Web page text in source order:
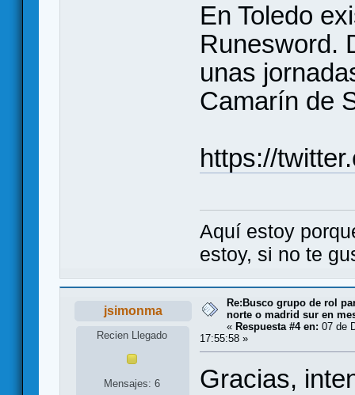
En Toledo
Runesword.
unas
Camarín de
https://
Aquí estoy
estoy, si no te
jsimonma
Recien Llegado
Mensajes: 6
Re:Busco grupo de rol
norte o madrid sur en
« Respuesta #4 en: 07 de
17:55:58 »
Gracias,